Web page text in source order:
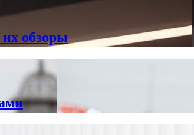
их обзоры